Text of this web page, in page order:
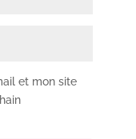
et mon site